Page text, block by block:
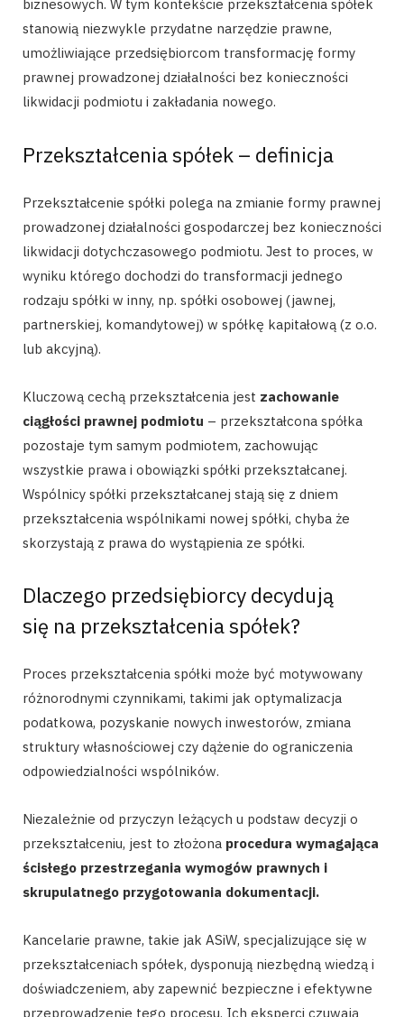
biznesowych. W tym kontekście przekształcenia spółek
stanowią niezwykle przydatne narzędzie prawne,
umożliwiające przedsiębiorcom transformację formy
prawnej prowadzonej działalności bez konieczności
likwidacji podmiotu i zakładania nowego.
Przekształcenia spółek – definicja
Przekształcenie spółki polega na zmianie formy prawnej
prowadzonej działalności gospodarczej bez konieczności
likwidacji dotychczasowego podmiotu. Jest to proces, w
wyniku którego dochodzi do transformacji jednego
rodzaju spółki w inny, np. spółki osobowej (jawnej,
partnerskiej, komandytowej) w spółkę kapitałową (z o.o.
lub akcyjną).
Kluczową cechą przekształcenia jest zachowanie
ciągłości prawnej podmiotu – przekształcona spółka
pozostaje tym samym podmiotem, zachowując
wszystkie prawa i obowiązki spółki przekształcanej.
Wspólnicy spółki przekształcanej stają się z dniem
przekształcenia wspólnikami nowej spółki, chyba że
skorzystają z prawa do wystąpienia ze spółki.
Dlaczego przedsiębiorcy decydują
się na przekształcenia spółek?
Proces przekształcenia spółki może być motywowany
różnorodnymi czynnikami, takimi jak optymalizacja
podatkowa, pozyskanie nowych inwestorów, zmiana
struktury własnościowej czy dążenie do ograniczenia
odpowiedzialności wspólników.
Niezależnie od przyczyn leżących u podstaw decyzji o
przekształceniu, jest to złożona procedura wymagająca
ścisłego przestrzegania wymogów prawnych i
skrupulatnego przygotowania dokumentacji.
Kancelarie prawne, takie jak ASiW, specjalizujące się w
przekształceniach spółek, dysponują niezbędną wiedzą i
doświadczeniem, aby zapewnić bezpieczne i efektywne
przeprowadzenie tego procesu. Ich eksperci czuwają